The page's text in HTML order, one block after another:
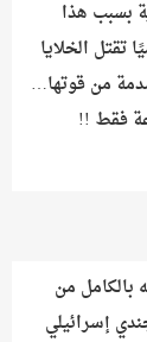
بسبب هذا
تقتل الخلايا
من قوتها…
بالكامل من
إسرائيلي